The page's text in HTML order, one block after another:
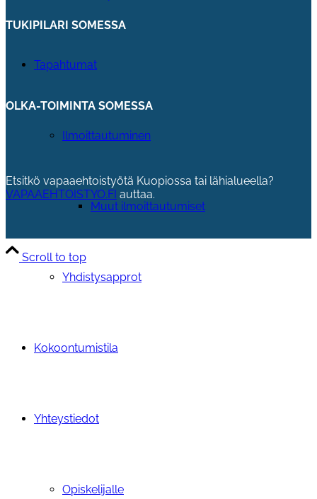
Tapahtumat
Ilmoittautuminen
Muut ilmoittautumiset
Yhdistysapprot
Kokoontumistila
Yhteystiedot
Opiskelijalle
TUKIPILARI SOMESSA
OLKA-TOIMINTA SOMESSA
Etsitkö vapaaehtoistyötä Kuopiossa tai lähialueella?
VAPAAEHTOISTYO.FI auttaa.
Scroll to top